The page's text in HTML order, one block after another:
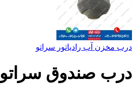
درب مخزن آب رادیاتور سراتو
درب صندوق سراتو